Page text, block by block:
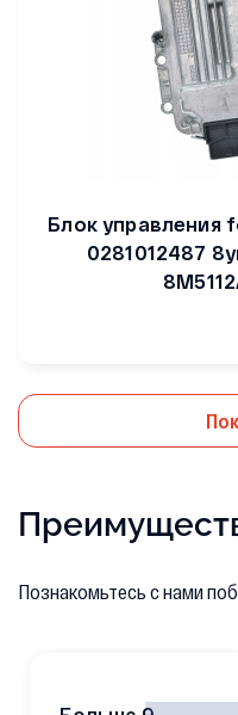
Блок управления
0281012487
Познакомьтесь с нами